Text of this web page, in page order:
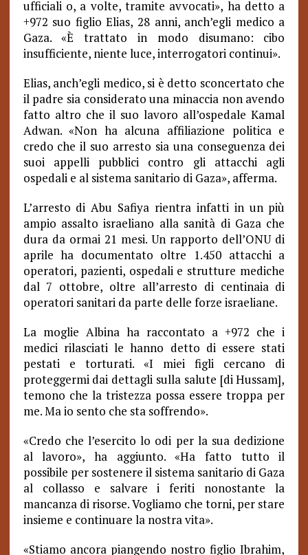
ufficiali o, a volte, tramite avvocati», ha detto a
+972 suo figlio Elias, 28 anni, anch’egli medico a
Gaza. «È trattato in modo disumano: cibo
insufficiente, niente luce, interrogatori continui».
Elias, anch’egli medico, si è detto sconcertato che
il padre sia considerato una minaccia non avendo
fatto altro che il suo lavoro all’ospedale Kamal
Adwan. «Non ha alcuna affiliazione politica e
credo che il suo arresto sia una conseguenza dei
suoi appelli pubblici contro gli attacchi agli
ospedali e al sistema sanitario di Gaza», afferma.
L’arresto di Abu Safiya rientra infatti in un più
ampio assalto israeliano alla sanità di Gaza che
dura da ormai 21 mesi. Un rapporto dell’ONU di
aprile ha documentato oltre 1.450 attacchi a
operatori, pazienti, ospedali e strutture mediche
dal 7 ottobre, oltre all’arresto di centinaia di
operatori sanitari da parte delle forze israeliane.
La moglie Albina ha raccontato a +972 che i
medici rilasciati le hanno detto di essere stati
pestati e torturati. «I miei figli cercano di
proteggermi dai dettagli sulla salute [di Hussam],
temono che la tristezza possa essere troppa per
me.Ma io sento che sta soffrendo».
«Credo che l’esercito lo odi per la sua dedizione
al lavoro», ha aggiunto. «Ha fatto tutto il
possibile per sostenere il sistema sanitario di Gaza
al collasso e salvare i feriti nonostante la
mancanza di risorse. Vogliamo che torni, per stare
insieme e continuare la nostra vita».
«Stiamo ancora piangendo nostro figlio Ibrahim,